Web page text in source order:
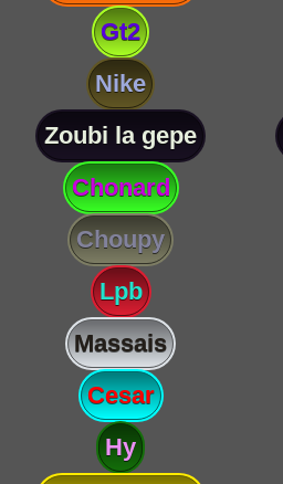
Gt2
Nike
Zoubi la gepe
Chonard
Choupy
Lpb
Massais
Cesar
Hy